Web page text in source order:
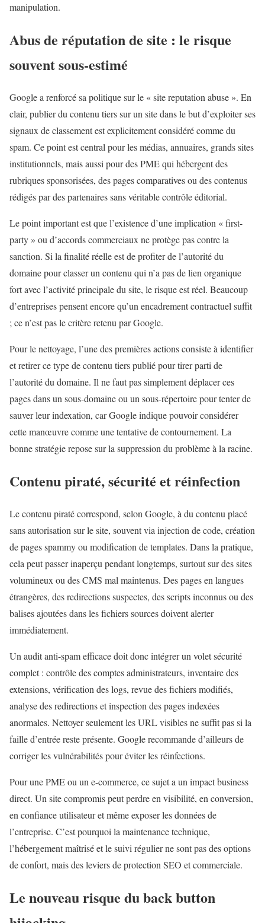
manipulation.
Abus de réputation de site : le risque
souvent sous-estimé
Google a renforcé sa politique sur le « site reputation abuse ». En
clair, publier du contenu tiers sur un site dans le but d’exploiter ses
signaux de classement est explicitement considéré comme du
spam. Ce point est central pour les médias, annuaires, grands sites
institutionnels, mais aussi pour des PME qui hébergent des
rubriques sponsorisées, des pages comparatives ou des contenus
rédigés par des partenaires sans véritable contrôle éditorial.
Le point important est que l’existence d’une implication « first-
party » ou d’accords commerciaux ne protège pas contre la
sanction. Si la finalité réelle est de profiter de l’autorité du
domaine pour classer un contenu qui n’a pas de lien organique
fort avec l’activité principale du site, le risque est réel. Beaucoup
d’entreprises pensent encore qu’un encadrement contractuel suffit
; ce n’est pas le critère retenu par Google.
Pour le nettoyage, l’une des premières actions consiste à identifier
et retirer ce type de contenu tiers publié pour tirer parti de
l’autorité du domaine. Il ne faut pas simplement déplacer ces
pages dans un sous-domaine ou un sous-répertoire pour tenter de
sauver leur indexation, car Google indique pouvoir considérer
cette manœuvre comme une tentative de contournement. La
bonne stratégie repose sur la suppression du problème à la racine.
Contenu piraté, sécurité et réinfection
Le contenu piraté correspond, selon Google, à du contenu placé
sans autorisation sur le site, souvent via injection de code, création
de pages spammy ou modification de templates. Dans la pratique,
cela peut passer inaperçu pendant longtemps, surtout sur des sites
volumineux ou des CMS mal maintenus. Des pages en langues
étrangères, des redirections suspectes, des scripts inconnus ou des
balises ajoutées dans les fichiers sources doivent alerter
immédiatement.
Un audit anti-spam efficace doit donc intégrer un volet sécurité
complet : contrôle des comptes administrateurs, inventaire des
extensions, vérification des logs, revue des fichiers modifiés,
analyse des redirections et inspection des pages indexées
anormales. Nettoyer seulement les URL visibles ne suffit pas si la
faille d’entrée reste présente. Google recommande d’ailleurs de
corriger les vulnérabilités pour éviter les réinfections.
Pour une PME ou un e-commerce, ce sujet a un impact business
direct. Un site compromis peut perdre en visibilité, en conversion,
en confiance utilisateur et même exposer les données de
l’entreprise. C’est pourquoi la maintenance technique,
l’hébergement maîtrisé et le suivi régulier ne sont pas des options
de confort, mais des leviers de protection SEO et commerciale.
Le nouveau risque du back button